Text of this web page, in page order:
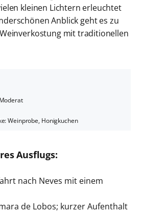
kleinen Lichtern erleuchtet
Anblick geht es zu
mit traditionellen
Weinprobe, Honigkuchen
Ausflugs:
nach Neves mit einem
de Lobos; kurzer Aufenthalt